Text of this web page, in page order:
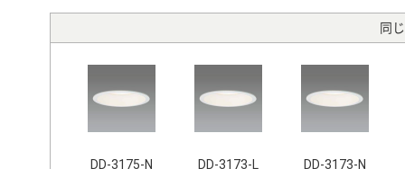
同
DD-3175-N DD-3173-L DD-3173-N